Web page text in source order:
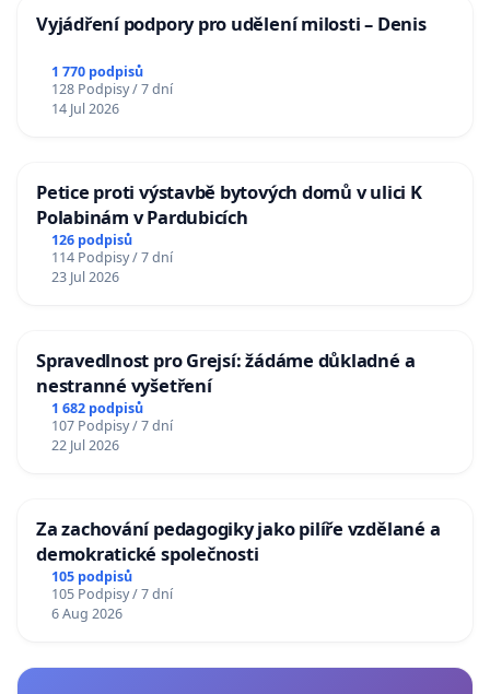
Vyjádření podpory pro udělení milosti – Denis
1 770 podpisů
128 Podpisy / 7 dní
14 Jul 2026
Petice proti výstavbě bytových domů v ulici K
Polabinám v Pardubicích
126 podpisů
114 Podpisy / 7 dní
23 Jul 2026
Spravedlnost pro Grejsí: žádáme důkladné a
nestranné vyšetření
1 682 podpisů
107 Podpisy / 7 dní
22 Jul 2026
Za zachování pedagogiky jako pilíře vzdělané a
demokratické společnosti
105 podpisů
105 Podpisy / 7 dní
6 Aug 2026